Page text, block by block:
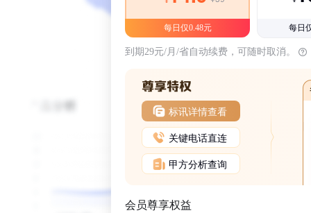
每日仅0.48元 每日
到期29元/月/省自动续费，可随时取消。
标讯详情查看
关键电话直连
甲方分析查询
会员尊享权益